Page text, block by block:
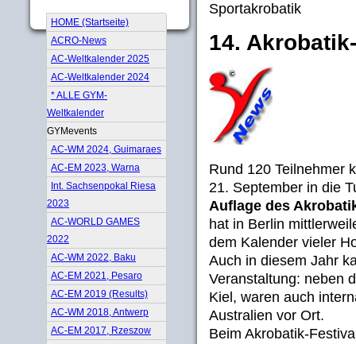
HOME (Startseite)
ACRO-News
AC-Weltkalender 2025
AC-Weltkalender 2024
* ALLE GYM-
Weltkalender
GYMevents
AC-WM 2024, Guimaraes
AC-EM 2023, Warna
Int. Sachsenpokal Riesa
2023
AC-WORLD GAMES
2022
AC-WM 2022, Baku
AC-EM 2021, Pesaro
AC-EM 2019 (Results)
AC-WM 2018, Antwerp
AC-EM 2017, Rzeszow
Sportakrobatik
14.
Rund 120 Teilnehmer
21. September in die
Auflage des
hat in Berlin
dem Kalender vieler
Auch in diesem Jahr
Veranstaltung: neben
Kiel, waren auch
Australien vor Ort.
Beim Akrobatik-